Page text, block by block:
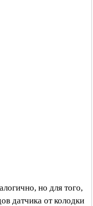
но для того,
датчика от колодки